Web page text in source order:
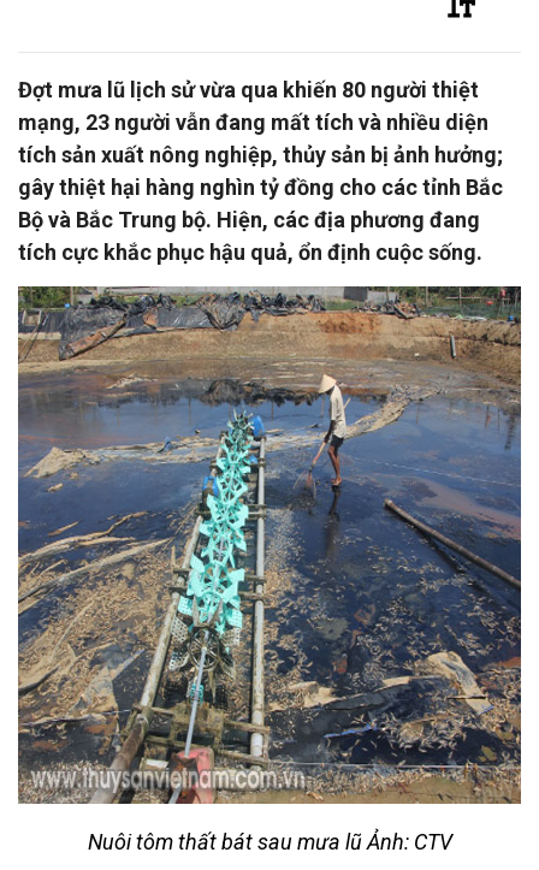
Đợt mưa lũ lịch sử vừa qua khiến 80 người thiệt
mạng, 23 người vẫn đang mất tích và nhiều diện
tích sản xuất nông nghiệp, thủy sản bị ảnh hưởng;
gây thiệt hại hàng nghìn tỷ đồng cho các tỉnh Bắc
Bộ và Bắc Trung bộ. Hiện, các địa phương đang
tích cực khắc phục hậu quả, ổn định cuộc sống.
Nuôi tôm thất bát sau mưa lũ Ảnh: CTV